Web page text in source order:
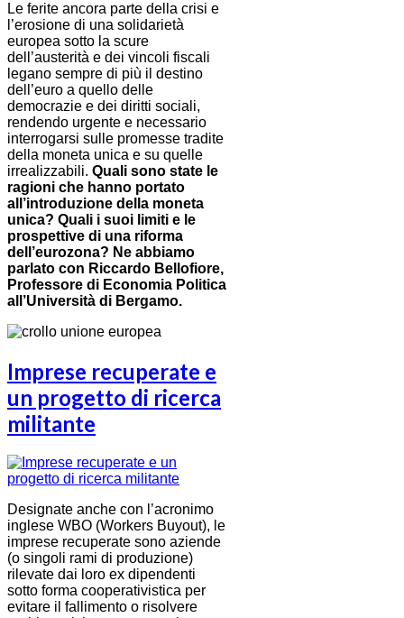
Le ferite ancora parte della crisi e
l’erosione di una solidarietà
europea sotto la scure
dell’austerità e dei vincoli fiscali
legano sempre di più il destino
dell’euro a quello delle
democrazie e dei diritti sociali,
rendendo urgente e necessario
interrogarsi sulle promesse tradite
della moneta unica e su quelle
irrealizzabili. Quali sono state le
ragioni che hanno portato
all’introduzione della moneta
unica? Quali i suoi limiti e le
prospettive di una riforma
dell’eurozona? Ne abbiamo
parlato con Riccardo Bellofiore,
Professore di Economia Politica
all’Università di Bergamo.
Imprese recuperate e
un progetto di ricerca
militante
Designate anche con l’acronimo
inglese WBO (Workers Buyout), le
imprese recuperate sono aziende
(o singoli rami di produzione)
rilevate dai loro ex dipendenti
sotto forma cooperativistica per
evitare il fallimento o risolvere